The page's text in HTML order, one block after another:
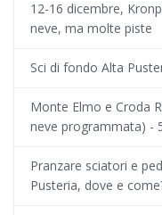
12-16 dicembre,
neve, ma molte piste
Sci di fondo Alta
Monte Elmo e Croda
neve programmata) -
Pranzare sciatori e
Pusteria, dove e